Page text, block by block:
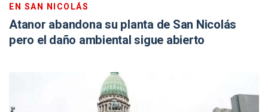
EN SAN NICOLÁS
Atanor abandona su planta de San Nicolás
pero el daño ambiental sigue abierto